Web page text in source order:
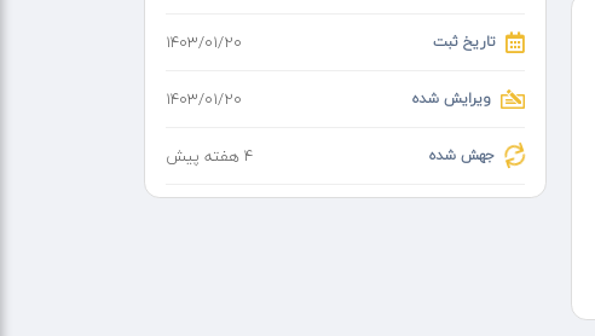
تاریخ ثبت ۱۴۰۳/۰۱/۲۰
ویرایش شده ۱۴۰۳/۰۱/۲۰
جهش شده 4 هفته پیش